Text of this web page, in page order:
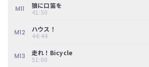
M11
狼に口笛を
41:50
M12
ハウス！
44:44
M13
走れ！Bicycle
51:00